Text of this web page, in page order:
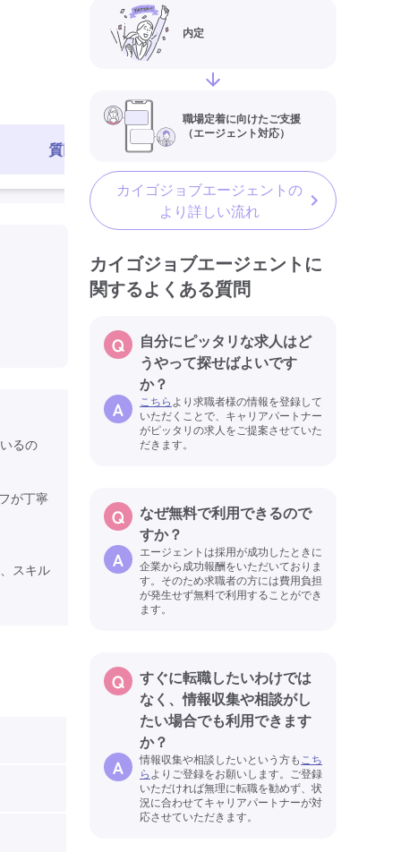
質問する
るの
が丁寧
スキル
内定
職場定着に向けたご支援
（エージェント対応）
カイゴジョブエージェントの
より詳しい流れ
カイゴジョブエージェントに
関するよくある質問
自分にピッタリな求人はど
うやって探せばよいです
か？
こちらより求職者様の情報を登録して
いただくことで、キャリアパートナー
がピッタリの求人をご提案させていた
だきます。
なぜ無料で利用できるので
すか？
エージェントは採用が成功したときに
企業から成功報酬をいただいておりま
す。そのため求職者の方には費用負担
が発生せず無料で利用することができ
ます。
すぐに転職したいわけでは
なく、情報収集や相談がし
たい場合でも利用できます
か？
情報収集や相談したいという方もこち
らよりご登録をお願いします。ご登録
いただければ無理に転職を勧めず、状
況に合わせてキャリアパートナーが対
応させていただきます。